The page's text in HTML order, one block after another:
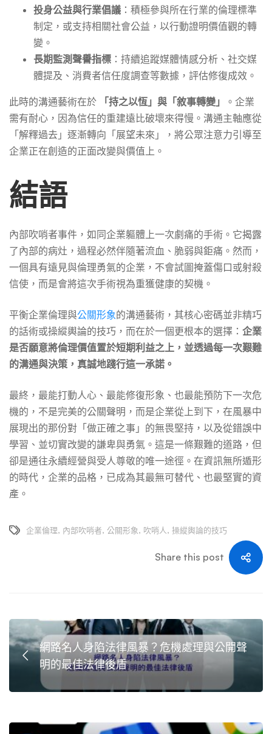
投身公益與行業倡議 ：積極參與所在行業的倫理標準
制定，或支持相關社會公益，以行動證明價值觀的轉
變。
長期監測聲譽指標 ：持續追蹤媒體情感分析、社交媒
體提及、消費者信任度調查等數據，評估修復成效。
此時的溝通藝術在於 「持之以恆」與「敘事轉變」
。企業
需有耐心，因為信任的重建遠比破壞來得慢。溝通主軸應從
「解釋過去」逐漸轉向「展望未來」，將公眾注意力引導至
企業正在創造的正面改變與價值上。
結語
內部吹哨者事件，如同企業軀體上一次劇痛的手術。它揭露
了內部的病灶，過程必然伴隨著流血、脆弱與鉅痛。然而，
一個具有遠見與倫理勇氣的企業，不會試圖掩蓋傷口或射殺
信使，而是會將這次手術視為重獲健康的契機。
平衡企業倫理與公關形象的溝通藝術，其核心密碼並非精巧
的話術或操縱輿論的技巧，而在於一個更根本的選擇： 企業
是否願意將倫理價值置於短期利益之上，並透過每一次艱難
的溝通與決策，真誠地踐行這一承諾。
最終，最能打動人心、最能修復形象、也最能預防下一次危
機的，不是完美的公關聲明，而是企業從上到下，在風暴中
展現出的那份對「做正確之事」的無畏堅持，以及從錯誤中
學習、並切實改變的謙卑與勇氣。這是一條艱難的道路，但
卻是通往永續經營與受人尊敬的唯一途徑。在資訊無所遁形
的時代，企業的品格，已成為其最無可替代、也最堅實的資
產。
企業倫理, 內部吹哨者, 公關形象, 吹哨人, 操縱輿論的技巧
Share this post
網路名人身陷法律風暴？危機處理與公開聲
明的最佳法律後盾